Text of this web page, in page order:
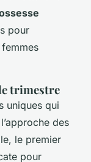
pour
trimestre
uniques qui
des
le premier
pour